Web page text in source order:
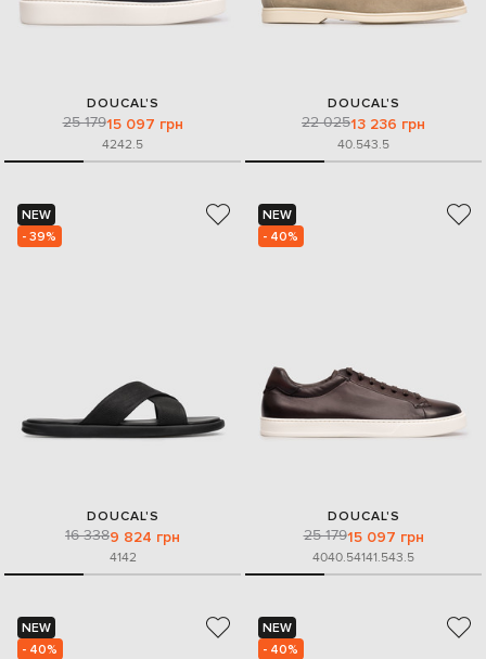
DOUCAL'S
25 17915 097 грн
4242.5
DOUCAL'S
22 02513 236 грн
40.543.5
NEW
- 39%
DOUCAL'S
16 3389 824 грн
4142
NEW
- 40%
DOUCAL'S
25 17915 097 грн
4040.54141.543.5
NEW
- 40%
NEW
- 40%